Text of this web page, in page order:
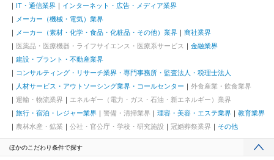
IT・通信業界
インターネット・広告・メディア業界
メーカー（機械・電気）業界
メーカー（素材・化学・食品・化粧品・その他）業界
商社業界
医薬品・医療機器・ライフサイエンス・医療系サービス
金融業界
建設・プラント・不動産業界
コンサルティング・リサーチ業界・専門事務所・監査法人・税理士法人
人材サービス・アウトソーシング業界・コールセンター
外食産業・飲食業界
運輸・物流業界
エネルギー（電力・ガス・石油・新エネルギー）業界
旅行・宿泊・レジャー業界
警備・清掃業界 理容・美容・エステ業界
教育業界
農林水産・鉱業
公社・官公庁・学校・研究施設 冠婚葬祭業界 その他
ほかのこだわり条件で探す